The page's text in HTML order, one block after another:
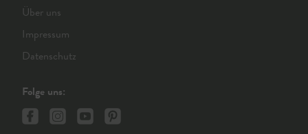
Über uns
Impressum
Datenschutz
Folge uns: